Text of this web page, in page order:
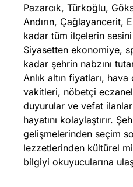
Pazarcık, Türkoğlu,
Andırın, Çağlayancerit,
kadar tüm ilçelerin
Siyasetten ekonomiye,
kadar şehrin nabzını
Anlık altın fiyatları,
vakitleri, nöbetçi
duyurular ve vefat
hayatını kolaylaştırır.
gelişmelerinden seçim
lezzetlerinden kültürel
bilgiyi okuyucularına